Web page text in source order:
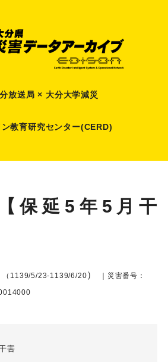
放送局 × 大分大学減災
教育研究センター(CERD)
【保延5年5月干
（1139/5/23-1139/6/20）
｜災害番号：
害